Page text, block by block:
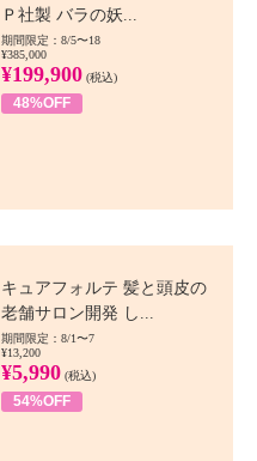
Ｐ社製 バラの妖...
期間限定：8/5〜18
¥385,000
¥199,900 (税込)
48%OFF
キュアフォルテ 髪と頭皮の
老舗サロン開発 し...
期間限定：8/1〜7
¥13,200
¥5,990 (税込)
54%OFF